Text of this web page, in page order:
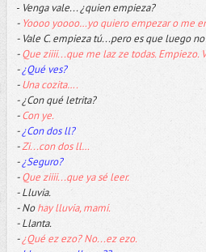
- Venga vale... ¿quien empieza?
- Yoooo yoooo…yo quiero empezar o me
- Vale C. empieza tú...pero es que luego
-Que ziiii...que me laz ze todas. Empiezo.
-¿Qué ves?
-Una cozita….
- ¿Con qué letrita?
-Con ye.
-¿Con dos ll?
-Zi...con dos ll…
-¿Seguro?
-Que ziiii...que ya sé leer.
- Lluvia.
- Nohay lluvia, mami.
- Llanta.
-¿Qué ez ezo? No...ez ezo.